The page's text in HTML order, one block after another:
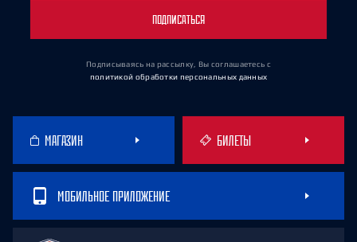
ПОДПИСАТЬСЯ
Подписываясь на рассылку, Вы соглашаетесь с
политикой обработки персональных данных
МАГАЗИН БИЛЕТЫ
МОБИЛЬНОЕ ПРИЛОЖЕНИЕ